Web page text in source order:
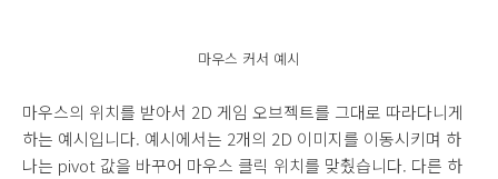
마우스 커서 예시
마우스의 위치를 받아서 2D 게임 오브젝트를 그대로 따라다니게
하는 예시입니다. 예시에서는 2개의 2D 이미지를 이동시키며 하
나는 pivot 값을 바꾸어 마우스 클릭 위치를 맞췄습니다. 다른 하